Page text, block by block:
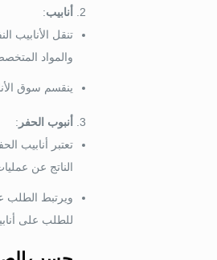
أنابيب:
تنقل الأنابيب
والمواد
ينقسم سوق
أنبوب الحفر :
تعتبر أنابيب
الناتج عن
ويرتبط الطلب
للطلب على